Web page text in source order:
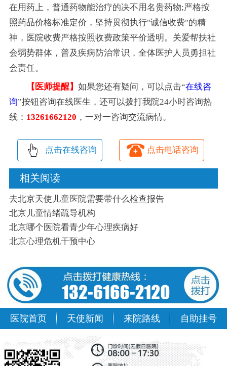
在用药上，普通药物能治疗的决不用名贵药物;严格按
照药品价格标准定价，坚持贯彻执行"诚信收费"的精
神，医院收费严格按照收费政策平价透明。关爱帮扶社
会弱势群体，普及疾病防治常识，全体医护人员勇担社
会责任。
【医师提醒】 如果您还有疑问，可以点击“在线咨
询”按钮咨询在线医生，还可以拨打我院24小时咨询热
线： 13261662120 ，一对一咨询交流病情。
点击在线咨询 点击电话咨询
相关阅读
去北京天使儿童医院需要带什么检查报告
北京儿童情绪疏导机构
北京哪个医院看青少年心理疾病好
北京心理危机干预中心
医院首页 天使新闻 来院路线 自助挂号